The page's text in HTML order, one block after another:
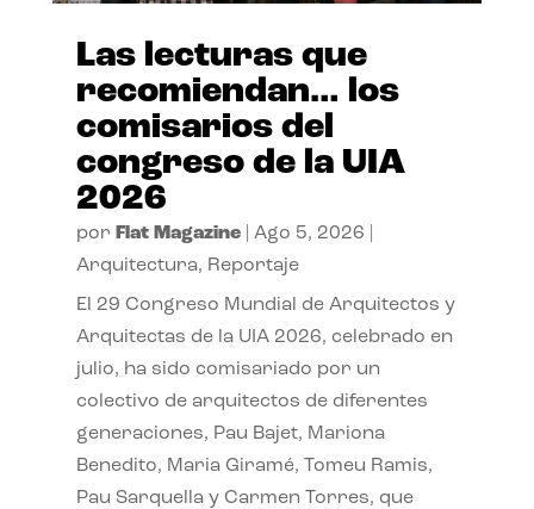
Las lecturas que
recomiendan… los
comisarios del
congreso de la UIA
2026
por Flat Magazine| Ago 5, 2026
Arquitectura, Reportaje
El 29 Congreso Mundial de Arquitectos y
Arquitectas de la UIA 2026, celebrado en
julio, ha sido comisariado por un
colectivo de arquitectos de diferentes
generaciones, Pau Bajet, Mariona
Benedito, Maria Giramé, Tomeu Ramis,
Pau Sarquella y Carmen Torres, que